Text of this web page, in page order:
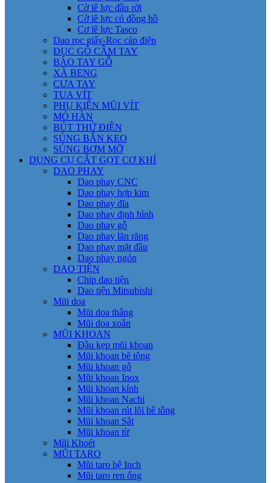
Cờ lê lực đầu rời
Cờ lê lực có đồng hồ
Cơ lê lực Tasco
Dao rọc giấy-Rọc cáp điện
ĐỤC GỖ CẦM TAY
BÀO TAY GỖ
XÀ BENG
CƯA TAY
TUA VÍT
PHỤ KIỆN MŨI VÍT
MỎ HÀN
BÚT THỬ ĐIỆN
SÚNG BẮN KEO
SÚNG BƠM MỠ
DỤNG CỤ CẮT GỌT CƠ KHÍ
DAO PHAY
Dao phay CNC
Dao phay hợp kim
Dao phay đĩa
Dao phay định hình
Dao phay gỗ
Dao phay lăn răng
Dao phay mặt đầu
Dao phay ngón
DAO TIỆN
Chip dao tiện
Dao tiện Mitsubishi
Mũi doa
Mũi doa thẳng
Mũi doa xoắn
MŨI KHOAN
Đầu kẹp mũi khoan
Mũi khoan bê tông
Mũi khoan gỗ
Mũi khoan Inox
Mũi khoan kính
Mũi khoan Nachi
Mũi khoan rút lõi bê tông
Mũi khoan Sắt
Mũi khoan từ
Mũi Khoét
MŨI TARO
Mũi taro hệ Inch
Mũi taro ren ống